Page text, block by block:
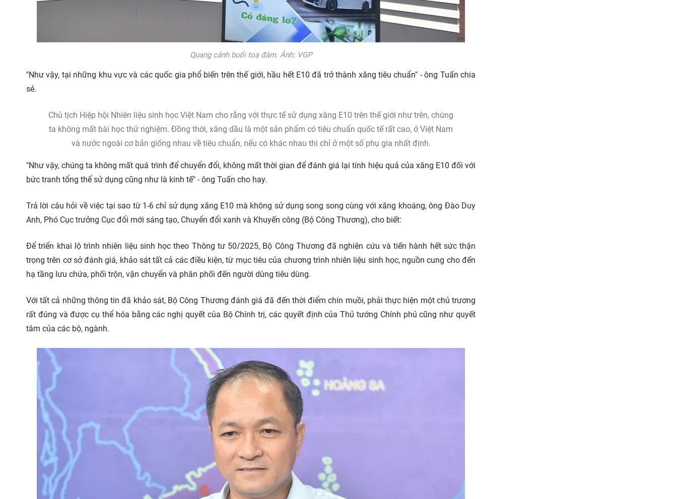
Quang cảnh buổi toạ đàm. Ảnh: VGP
"Như vậy, tại những khu vực và các quốc gia phổ biến trên thế giới, hầu hết E10 đã trở thành xăng tiêu chuẩn" - ông Tuấn chia
sẻ.
Chủ tịch Hiệp hội Nhiên liệu sinh học Việt Nam cho rằng với thực tế sử dụng xăng E10 trên thế giới như trên, chúng
ta không mất bài học thử nghiệm. Đồng thời, xăng dầu là một sản phẩm có tiêu chuẩn quốc tế rất cao, ở Việt Nam
và nước ngoài cơ bản giống nhau về tiêu chuẩn, nếu có khác nhau thì chỉ ở một số phụ gia nhất định.
"Như vậy, chúng ta không mất quá trình để chuyển đổi, không mất thời gian để đánh giá lại tính hiệu quả của xăng E10 đối với
bức tranh tổng thể sử dụng cũng như là kinh tế" - ông Tuấn cho hay.
Trả lời câu hỏi về việc tại sao từ 1-6 chỉ sử dụng xăng E10 mà không sử dụng song song cùng với xăng khoáng, ông Đào Duy
Anh, Phó Cục trưởng Cục đổi mới sáng tạo, Chuyển đổi xanh và Khuyến công (Bộ Công Thương), cho biết:
Để triển khai lộ trình nhiên liệu sinh học theo Thông tư 50/2025, Bộ Công Thương đã nghiên cứu và tiến hành hết sức thận
trọng trên cơ sở đánh giá, khảo sát tất cả các điều kiện, từ mục tiêu của chương trình nhiên liệu sinh học, nguồn cung cho đến
hạ tầng lưu chứa, phối trộn, vận chuyển và phân phối đến người dùng tiêu dùng.
Với tất cả những thông tin đã khảo sát, Bộ Công Thương đánh giá đã đến thời điểm chín muồi, phải thực hiện một chủ trương
rất đúng và được cụ thể hóa bằng các nghị quyết của Bộ Chính trị, các quyết định của Thủ tướng Chính phủ cũng như quyết
tâm của các bộ, ngành.